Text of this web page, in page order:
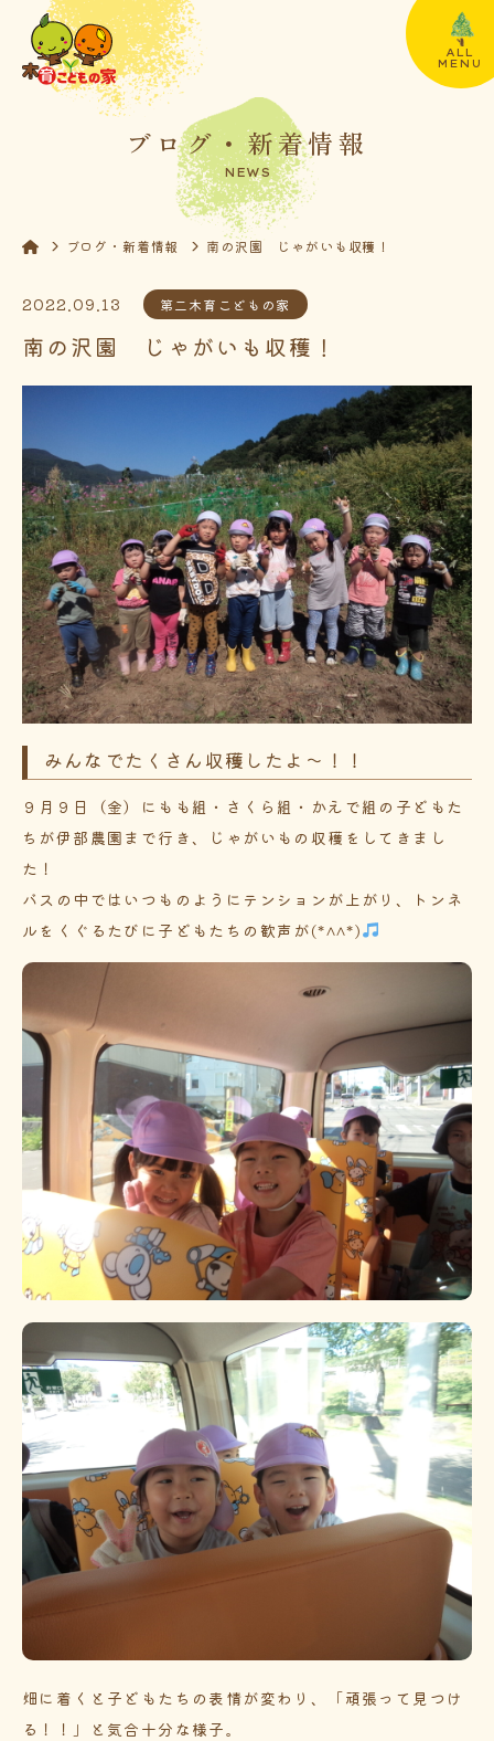
ALL
MENU
ブログ・新着情報
NEWS
ブログ・新着情報 南の沢園 じゃがいも収穫！
2022.09.13 第二木育こどもの家
南の沢園 じゃがいも収穫！
みんなでたくさん収穫したよ～！！
９月９日（金）にもも組・さくら組・かえで組の子どもた
ちが伊部農園まで行き、じゃがいもの収穫をしてきまし
た！
バスの中ではいつものようにテンションが上がり、トンネ
ルをくぐるたびに子どもたちの歓声が(*^^*)
畑に着くと子どもたちの表情が変わり、「頑張って見つけ
る！！」と気合十分な様子。